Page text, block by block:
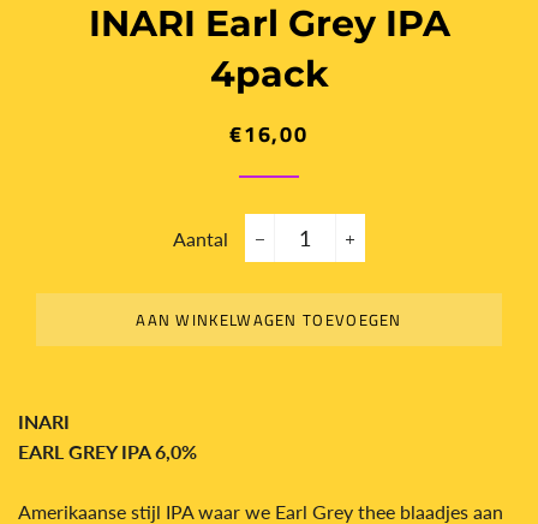
INARI Earl Grey IPA
4pack
Normale
Aanbiedingsprijs
€16,00
Aantal
−
+
AAN WINKELWAGEN TOEVOEGEN
INARI
EARL GREY IPA 6,0%
Amerikaanse stijl IPA waar we Earl Grey thee blaadjes aan